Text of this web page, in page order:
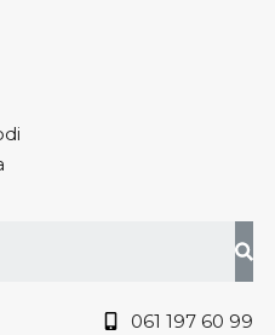
061 197 60 99